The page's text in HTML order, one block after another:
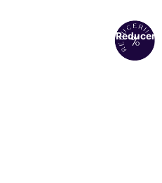
Reduceri!